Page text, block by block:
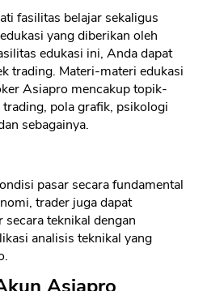
fasilitas belajar sekaligus
yang diberikan oleh
edukasi ini, Anda dapat
trading. Materi-materi edukasi
Asiapro mencakup topik-
pola grafik, psikologi
sebagainya.
pasar secara fundamental
trader juga dapat
teknikal dengan
analisis teknikal yang
Asiapro